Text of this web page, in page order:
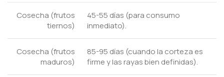
Cosecha (frutos
tiernos)
45-55 días (para consumo
inmediato).
Cosecha (frutos
maduros)
85-95 días (cuando la corteza es
firme y las rayas bien definidas).